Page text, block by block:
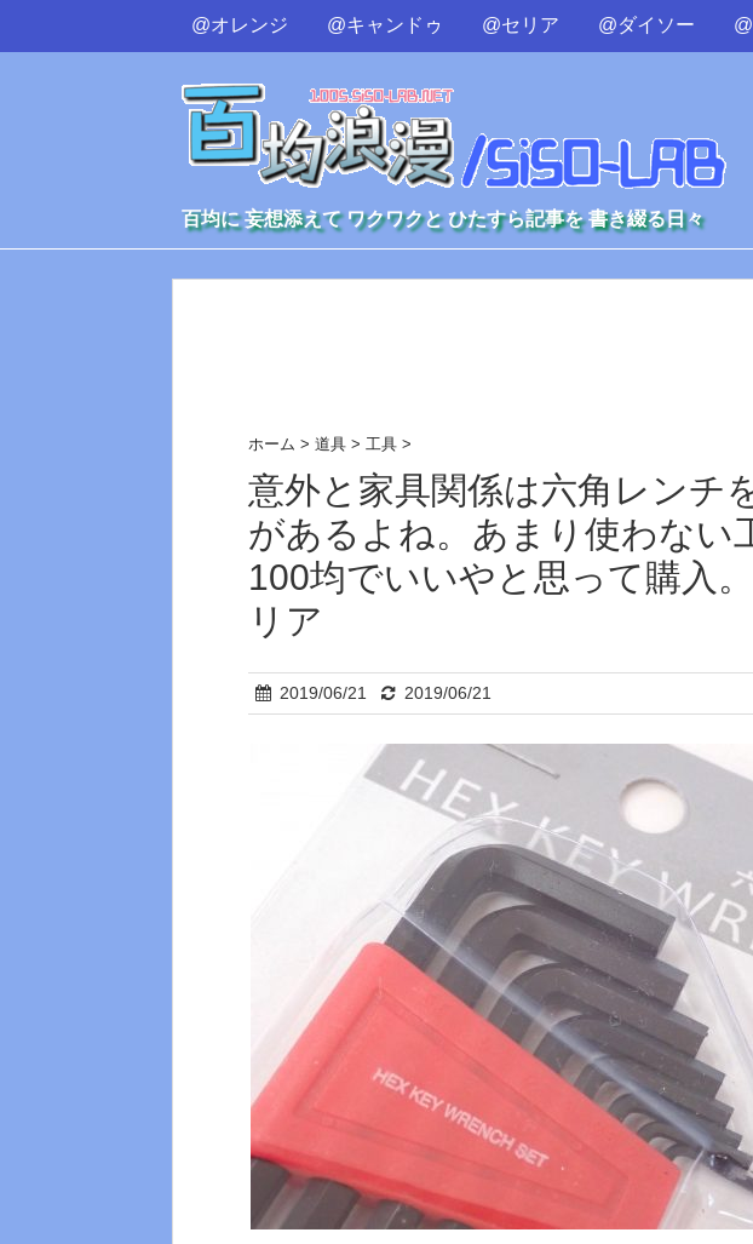
@オレンジ @キャンドゥ @セリア @ダイソー
百均に 妄想添えて ワクワクと ひたすら記事を 書き綴る日々
ホーム > 道具 > 工具 >
意外と家具関係は六角レンチ
があるよね。あまり使わない
100均でいいやと思って購入
リア
2019/06/21 2019/06/21